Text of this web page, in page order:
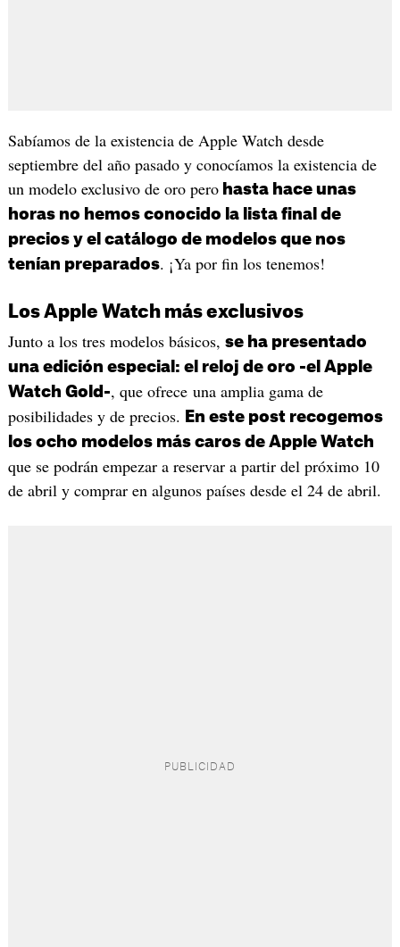
Sabíamos de la existencia de Apple Watch desde
septiembre del año pasado y conocíamos la existencia de
un modelo exclusivo de oro perohasta hace unas
horas no hemos conocido la lista final de
precios y el catálogo de modelos que nos
tenían preparados. ¡Ya por fin los tenemos!
Los Apple Watch más exclusivos
Junto a los tres modelos básicos, se ha presentado
una edición especial: el reloj de oro -el Apple
Watch Gold-, que ofrece una amplia gama de
posibilidades y de precios.
En este post recogemos
los ocho modelos más caros de Apple Watch
que se podrán empezar a reservar a partir del próximo 10
de abril y comprar en algunos países desde el 24 de abril.